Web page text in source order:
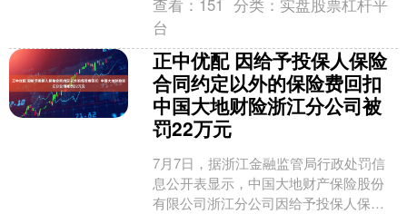
查看： 151 分类： 实盘股票杠杆平
台
正中优配 因给予投保人保险
合同约定以外的保险费回扣
中国大地财险浙江分公司被
罚22万元
7月7日，据浙江金融监管局行政处罚信
息公开表显示，中国大地财产保险股份
有限公司浙江分公司因给予投保人保险